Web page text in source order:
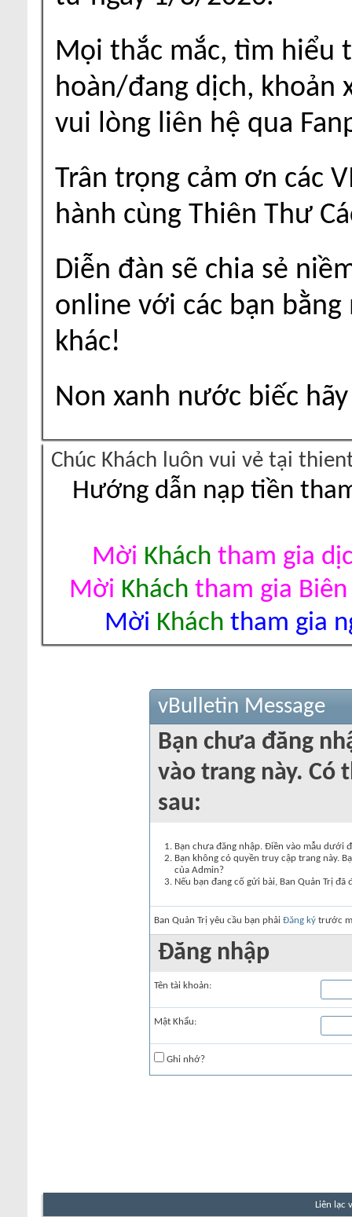
Mọi thắc mắc, tìm hiểu
hoàn/đang dịch, khoản
vui lòng liên hệ qua
Trân trọng cảm ơn các
hành cùng Thiên Thư
Diễn đàn sẽ chia sẻ
online với các bạn
khác!
Non xanh nước biếc
Chúc Khách luôn vui vẻ tại
Hướng dẫn nạp tiền
Mời Khách tham gia
Mời Khách tham gia
Mời Khách tham gia
vBulletin Message
Bạn chưa đăng
vào trang này. Có
sau:
Bạn chưa đăng nhập. Điền vào mẫu dưới
Bạn không có quyền truy cập trang này.
của Admin?
Nếu bạn đang cố gửi bài, Ban Quản Trị
Ban Quản Trị yêu cầu bạn phải Đăng ký trước
Đăng nhập
Tên tài khoản:
Mật Khẩu:
Ghi nhớ?
Liên lạc